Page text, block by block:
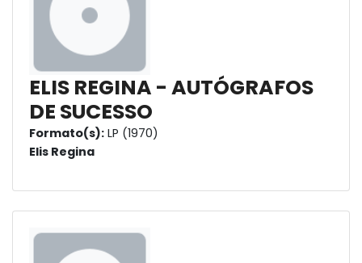
ELIS REGINA - AUTÓGRAFOS
DE SUCESSO
Formato(s): LP (1970)
Elis Regina